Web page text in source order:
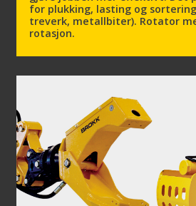
for plukking, lasting og
treverk, metallbiter). Rotator
rotasjon.